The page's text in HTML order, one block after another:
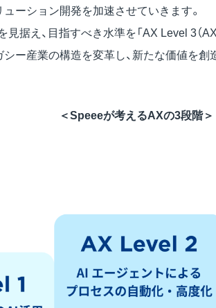
ーション開発を加速させていきます。
据え、目指すべき水準を「AX Level 3（
ー産業の構造を変革し、新たな価値を創
＜Speeeが考えるAXの3段階＞